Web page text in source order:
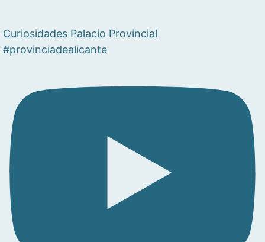
Curiosidades Palacio Provincial
#provinciadealicante